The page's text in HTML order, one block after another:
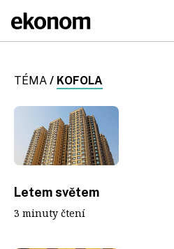
TÉMA / KOFOLA
Letem světem
3 minuty čtení